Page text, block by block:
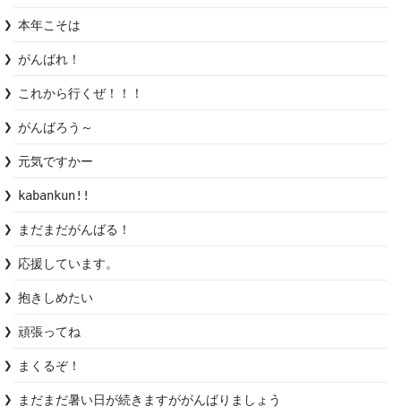
本年こそは
がんばれ！
これから行くぜ！！！
がんばろう～
元気ですかー
kabankun!!
まだまだがんばる！
応援しています。
抱きしめたい
頑張ってね
まくるぞ！
まだまだ暑い日が続きますががんばりましょう